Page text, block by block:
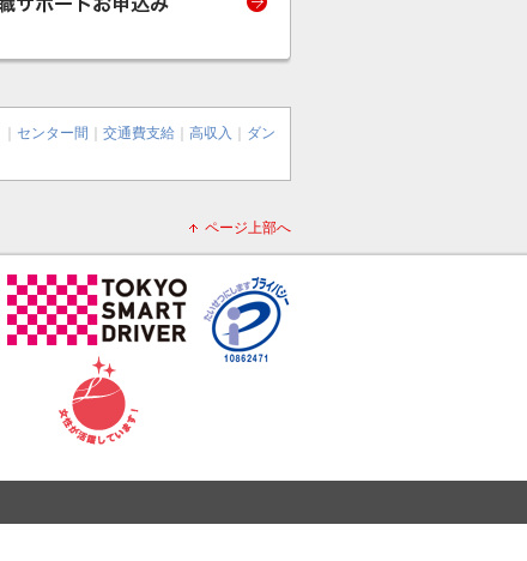
センター間 交通費支給 高収入
ダン
ページ上部へ